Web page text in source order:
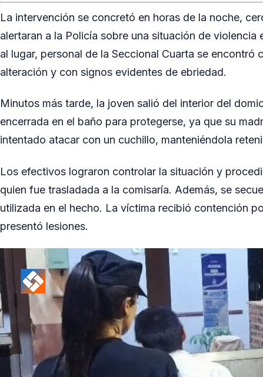
La intervención se concretó en horas de la noche,
alertaran a la Policía sobre una situación de
al lugar, personal de la Seccional Cuarta se encontró
alteración y con signos evidentes de ebriedad.
Minutos más tarde, la joven salió del interior del
encerrada en el baño para protegerse, ya que su
intentado atacar con un cuchillo, manteniéndola
Los efectivos lograron controlar la situación y
quien fue trasladada a la comisaría. Además, se
utilizada en el hecho. La víctima recibió contención
presentó lesiones.